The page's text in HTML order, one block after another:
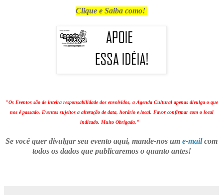
Clique e Saiba como!
"Os Eventos são de inteira responsabilidade dos envolvidos, a Agenda Cultural apenas divulga o que
nos é passado. Eventos sujeitos a alteração de data, horário e local. Favor confirmar com o local
indicado. Muito Obrigada."
Se você quer divulgar seu evento aqui, mande-nos um e-mailcom
todos os dados que publicaremos o quanto antes!